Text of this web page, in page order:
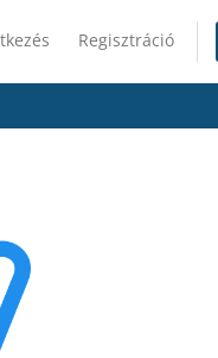
Regisztráció